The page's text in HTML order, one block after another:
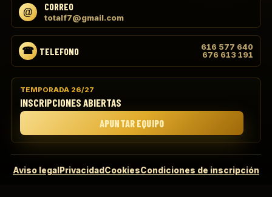
CORREO
totalf7@gmail.com
TELEFONO
616 577 640
676 613 191
TEMPORADA 26/27
INSCRIPCIONES ABIERTAS
APUNTAR EQUIPO
Aviso legal Privacidad CookiesCondiciones de inscripción